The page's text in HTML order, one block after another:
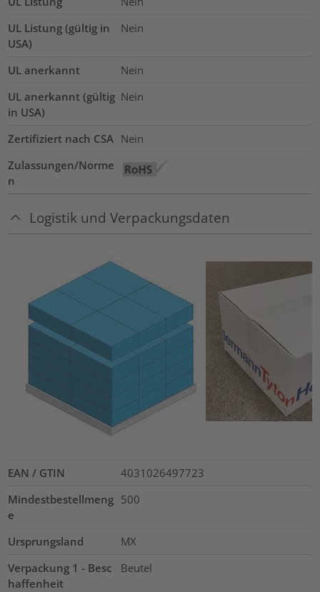
UL Listung (gültig in
USA)
Nein
UL anerkannt
Nein
UL anerkannt (gültig
in USA)
Nein
Zertifiziert nach CSA Nein
Zulassungen/Norme
n
Logistik und Verpackungsdaten
EAN / GTIN
4031026497723
Mindestbestellmeng
e
500
Ursprungsland
MX
Verpackung 1 - Besc
haffenheit
Beutel